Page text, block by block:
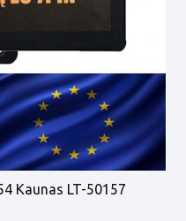
Kaunas LT-50157